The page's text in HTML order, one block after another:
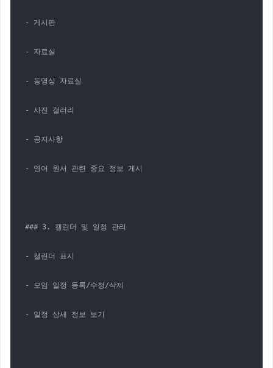
- 게시판
- 자료실
- 동영상 자료실
- 사진 갤러리
- 공지사항
- 영어 원서 관련 중요 정보 게시
### 3. 캘린더 및 일정 관리
- 캘린더 표시
- 모임 일정 등록/수정/삭제
- 일정 상세 정보 보기